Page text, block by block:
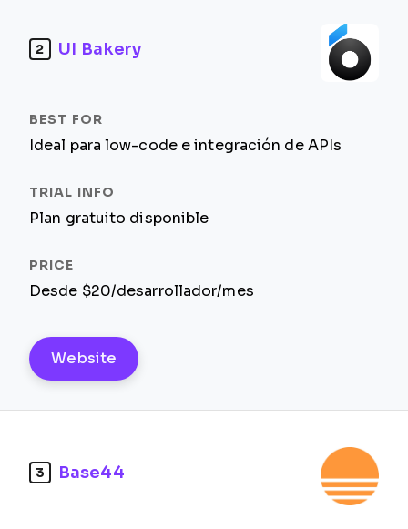
2 UI Bakery
Ideal para low-code e integración de APIs
Plan gratuito disponible
Desde $20/desarrollador/mes
Website
3 Base44